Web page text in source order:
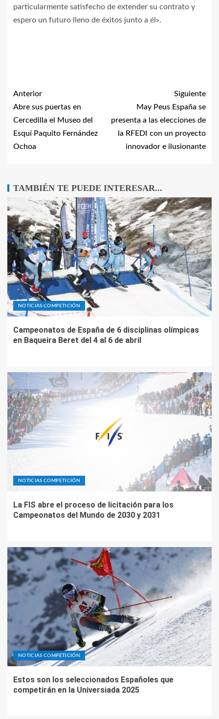
particularmente satisfecho de extender su contrato y
espero un futuro lleno de éxitos junto a él».
Anterior
Abre sus puertas en
Cercedilla el Museo del
Esquí Paquito Fernández
Ochoa
Siguiente
May Peus España se
presenta a las elecciones de
la RFEDI con un proyecto
innovador e ilusionante
TAMBIÉN TE PUEDE INTERESAR...
NOTICIAS COMPETICIÓN
Campeonatos de España de 6 disciplinas olímpicas
en Baqueira Beret del 4 al 6 de abril
NOTICIAS COMPETICIÓN
La FIS abre el proceso de licitación para los
Campeonatos del Mundo de 2030 y 2031
NOTICIAS COMPETICIÓN
Estos son los seleccionados Españoles que
competirán en la Universiada 2025